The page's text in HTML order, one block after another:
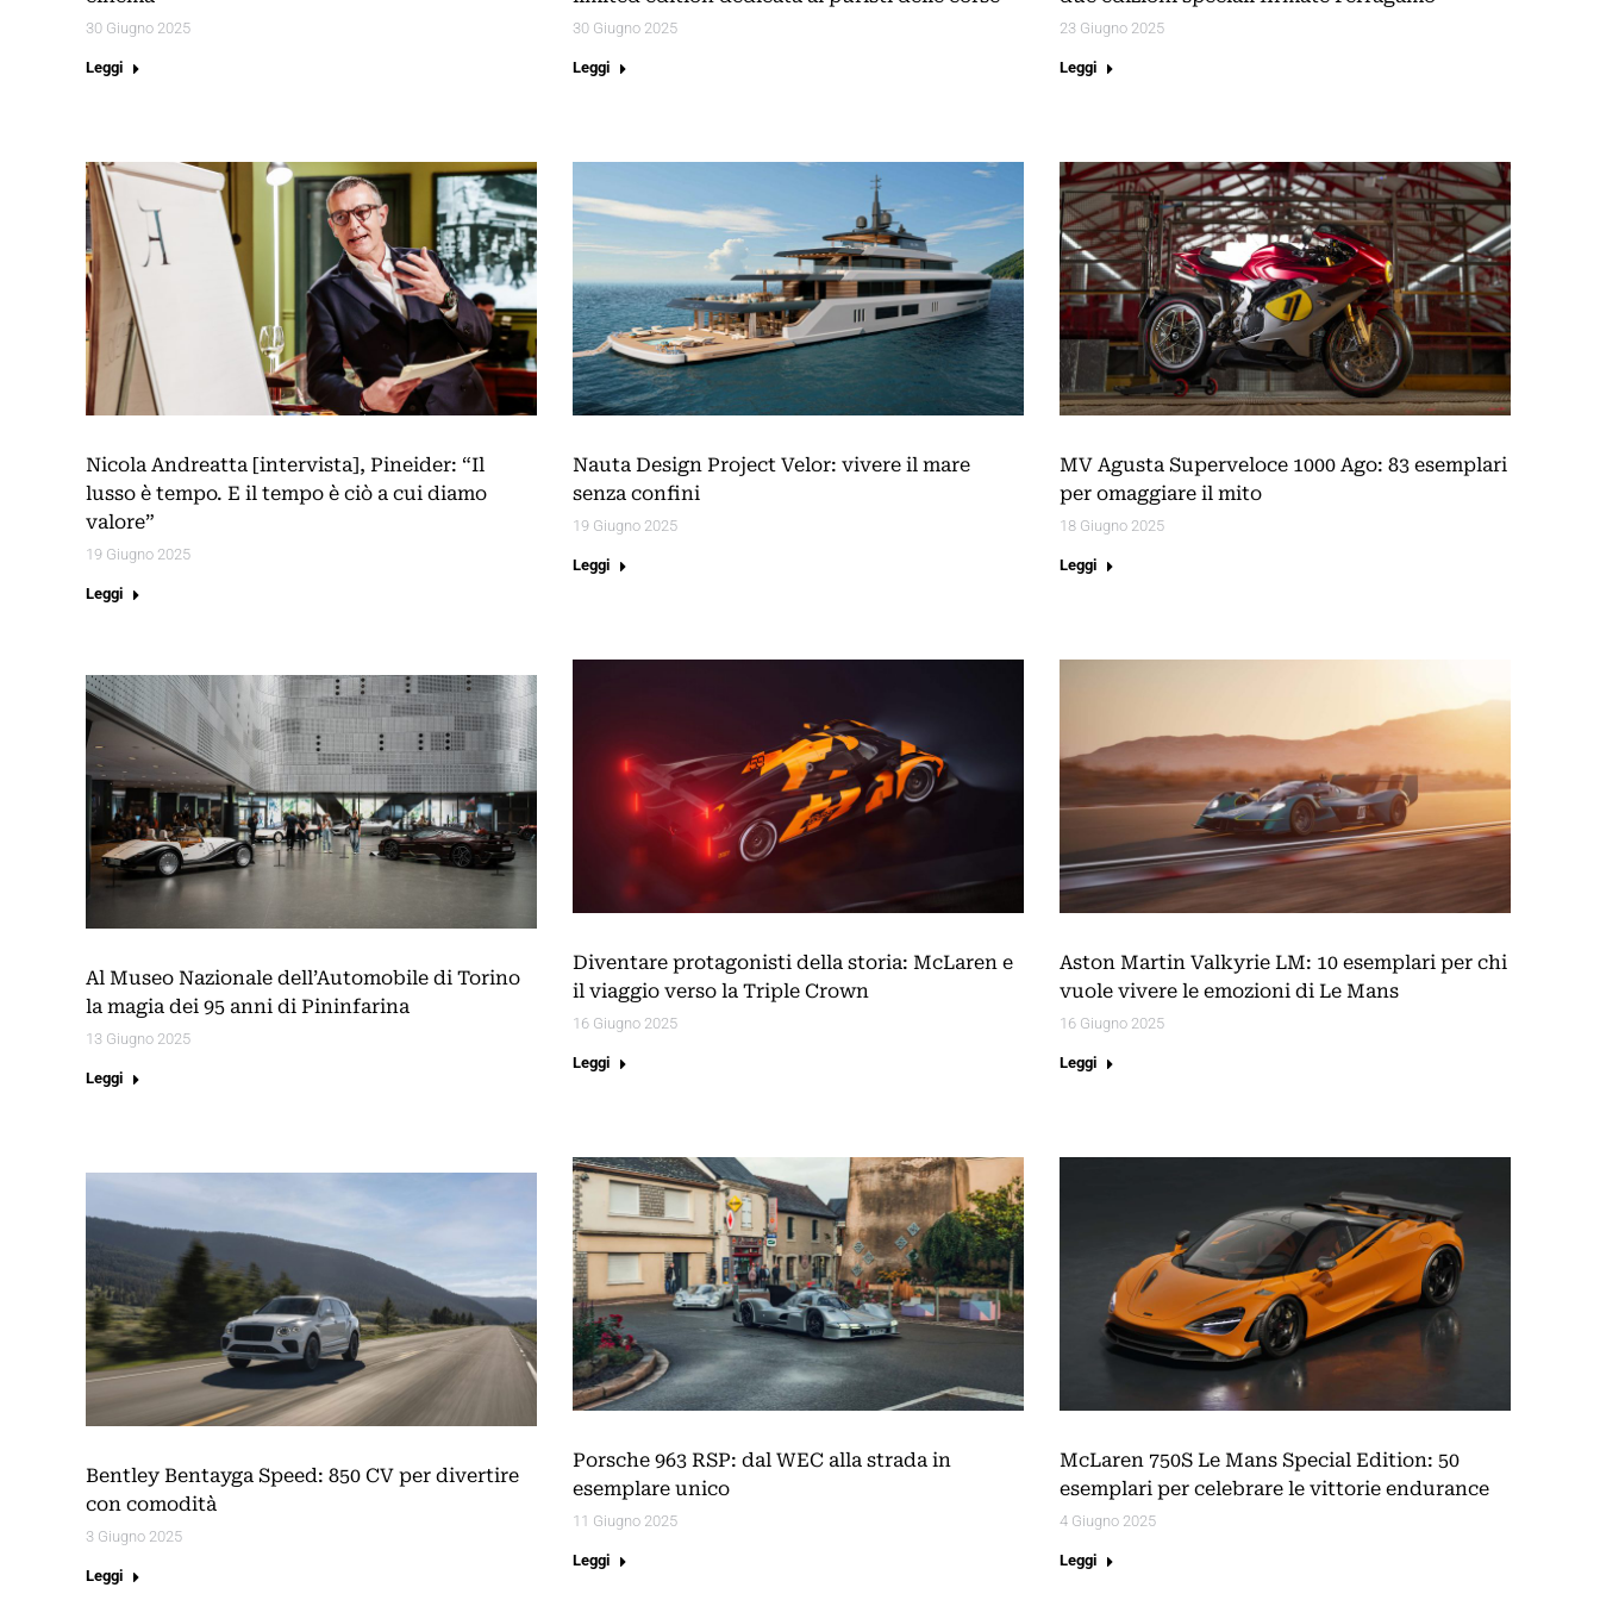
30 Giugno 2025
Leggi
30 Giugno 2025
Leggi
23 Giugno 2025
Leggi
Nicola Andreatta [intervista], Pineider: “Il
lusso è tempo. E il tempo è ciò a cui diamo
valore”
19 Giugno 2025
Leggi
Nauta Design Project Velor: vivere il mare
senza confini
19 Giugno 2025
Leggi
MV Agusta Superveloce 1000 Ago: 83 esemplari
per omaggiare il mito
18 Giugno 2025
Leggi
Diventare protagonisti della storia: McLaren e
il viaggio verso la Triple Crown
16 Giugno 2025
Leggi
Aston Martin Valkyrie LM: 10 esemplari per chi
vuole vivere le emozioni di Le Mans
16 Giugno 2025
Leggi
Al Museo Nazionale dell’Automobile di Torino
la magia dei 95 anni di Pininfarina
13 Giugno 2025
Leggi
Porsche 963 RSP: dal WEC alla strada in
esemplare unico
11 Giugno 2025
Leggi
McLaren 750S Le Mans Special Edition: 50
esemplari per celebrare le vittorie endurance
4 Giugno 2025
Leggi
Bentley Bentayga Speed: 850 CV per divertire
con comodità
3 Giugno 2025
Leggi